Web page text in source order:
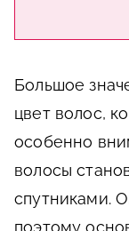
Большое
цвет волос,
особенно
волосы
спутниками.